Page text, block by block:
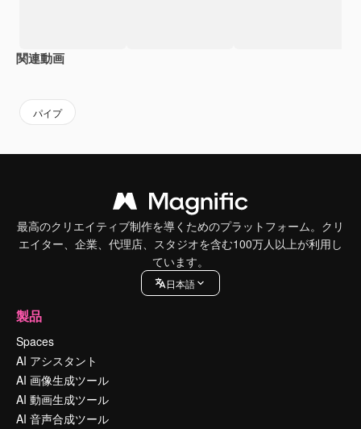
関連動画
パイプ
最高のクリエイティブ制作を導くためのプラットフォーム。クリ
エイター、企業、代理店、スタジオを含む100万人以上が利用し
ています。
日本語
製品
Spaces
AI アシスタント
AI 画像生成ツール
AI 動画生成ツール
AI 音声合成ツール